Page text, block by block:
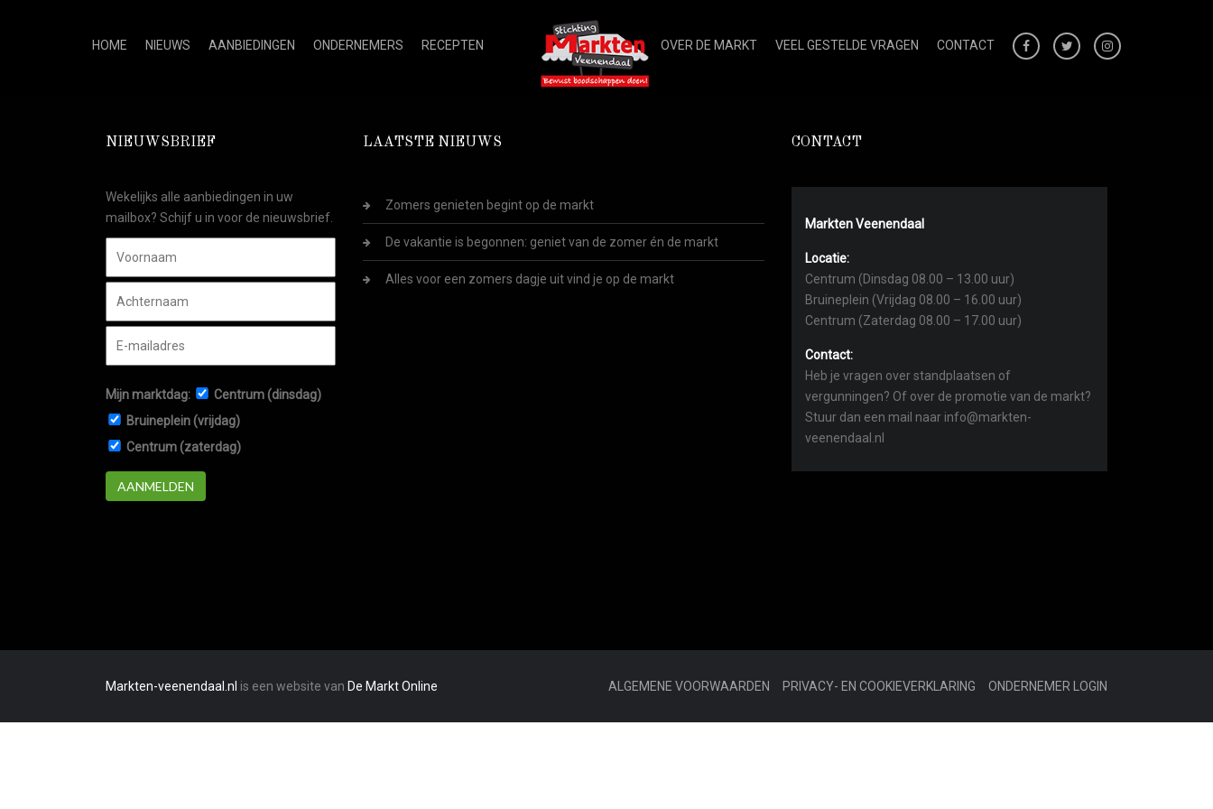
HOME NIEUWS AANBIEDINGEN ONDERNEMERS RECEPTEN OVER DE MARKT VEEL GESTELDE VRAGEN CONTACT
NIEUWSBRIEF
Wekelijks alle aanbiedingen in uw
mailbox? Schijf u in voor de nieuwsbrief.
Mijn marktdag:
Centrum (dinsdag)
Bruineplein (vrijdag)
Centrum (zaterdag)
AANMELDEN
LAATSTE NIEUWS
Zomers genieten begint op de markt
De vakantie is begonnen: geniet van de zomer én de markt
Alles voor een zomers dagje uit vind je op de markt
CONTACT
Markten Veenendaal
Locatie:
Centrum (Dinsdag 08.00 – 13.00 uur)
Bruineplein (Vrijdag 08.00 – 16.00 uur)
Centrum (Zaterdag 08.00 – 17.00 uur)
Contact:
Heb je vragen over standplaatsen of
vergunningen? Of over de promotie van de markt?
Stuur dan een mail naar info@markten-
veenendaal.nl
Markten-veenendaal.nl is een website van De Markt Online ALGEMENE VOORWAARDEN PRIVACY- EN COOKIEVERKLARING ONDERNEMER LOGIN